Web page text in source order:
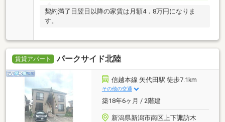
契約満了日翌日以降の家賃は月額4．8万円になりま
す。
賃貸アパート パークサイド北陸
信越本線 矢代田駅 徒歩7.1km
その他の交通
築18年6ヶ月 / 2階建
新潟県新潟市南区上下諏訪木